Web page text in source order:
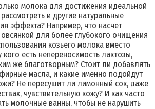
молока для достижения идеальной
и другие натуральные
эффекта? Например, что насчет
для более глубокого очищения
козьего молока вместо
кого есть непереносимость лактозы,
же благотворным? Стоит ли добавлять
масла, и какие именно подойдут
Не пересушит ли лимонный сок, даже
чувствительную кожу? И как часто
молочные ванны, чтобы не нарушить